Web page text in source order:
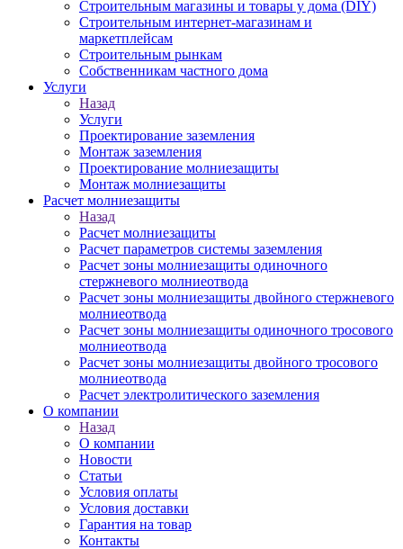
Строительным магазины и товары у дома (DIY)
Строительным интернет-магазинам и
маркетплейсам
Строительным рынкам
Собственникам частного дома
Услуги
Назад
Услуги
Проектирование заземления
Монтаж заземления
Проектирование молниезащиты
Монтаж молниезащиты
Расчет молниезащиты
Назад
Расчет молниезащиты
Расчет параметров системы заземления
Расчет зоны молниезащиты одиночного
стержневого молниеотвода
Расчет зоны молниезащиты двойного стержневого
молниеотвода
Расчет зоны молниезащиты одиночного тросового
молниеотвода
Расчет зоны молниезащиты двойного тросового
молниеотвода
Расчет электролитического заземления
О компании
Назад
О компании
Новости
Статьи
Условия оплаты
Условия доставки
Гарантия на товар
Контакты